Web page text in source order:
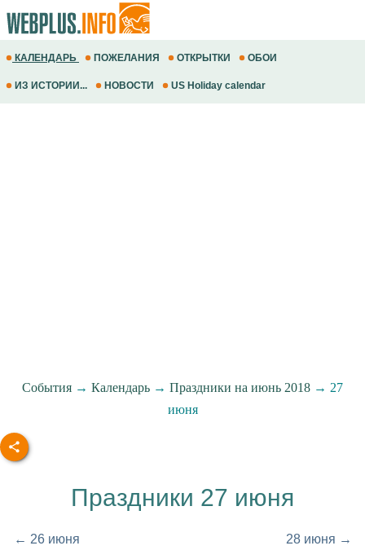
КАЛЕНДАРЬ ПОЖЕЛАНИЯ ОТКРЫТКИ ОБОИ
ИЗ ИСТОРИИ... НОВОСТИ US Holiday calendar
События → Календарь → Праздники на июнь 2018 → 27
июня
Праздники 27 июня
← 26 июня 28 июня →